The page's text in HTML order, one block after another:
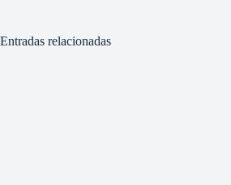
Entradas relacionadas